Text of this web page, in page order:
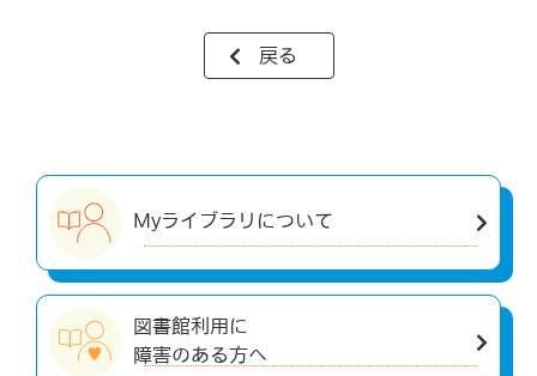
戻る
Myライブラリについて
図書館利用に
障害のある方へ